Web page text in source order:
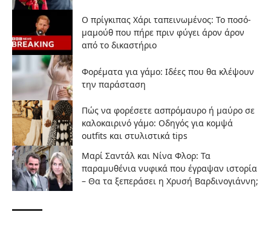
Ο πρίγκιπας Χάρι ταπεινωμένος: Το ποσό-
μαμούθ που πήρε πριν φύγει άρον άρον
από το δικαστήριο
Φορέματα για γάμο: Ιδέες που θα κλέψουν
την παράσταση
Πώς να φορέσετε ασπρόμαυρο ή μαύρο σε
καλοκαιρινό γάμο: Οδηγός για κομψά
outfits και στυλιστικά tips
Μαρί Σαντάλ και Νίνα Φλορ: Τα
παραμυθένια νυφικά που έγραψαν ιστορία
– Θα τα ξεπεράσει η Χρυσή Βαρδινογιάννη;